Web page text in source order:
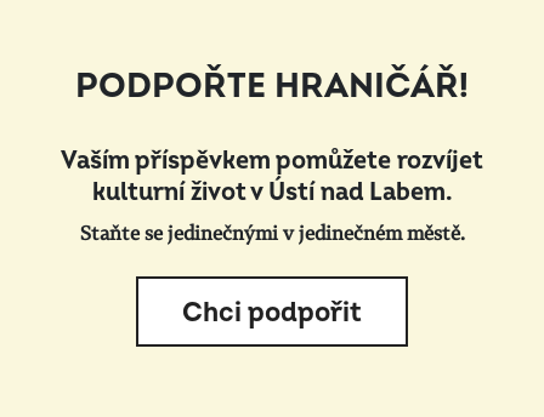
PODPOŘTE HRANIČÁŘ!
Vaším příspěvkem pomůžete rozvíjet
kulturní život v Ústí nad Labem.
Staňte se jedinečnými v jedinečném městě.
Chci podpořit